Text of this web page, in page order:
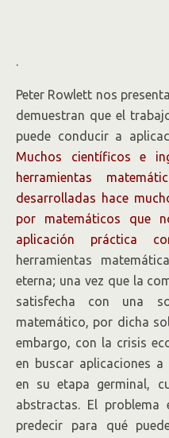
.
Peter Rowlett nos
demuestran que el
puede conducir a
Muchos científicos e
herramientas
desarrolladas hace
por matemáticos que
aplicación práctica
herramientas
eterna; una vez que la
satisfecha con una
matemático, por dicha
embargo, con la crisis
en buscar aplicaciones
en su etapa germinal,
abstractas. El
predecir para qué